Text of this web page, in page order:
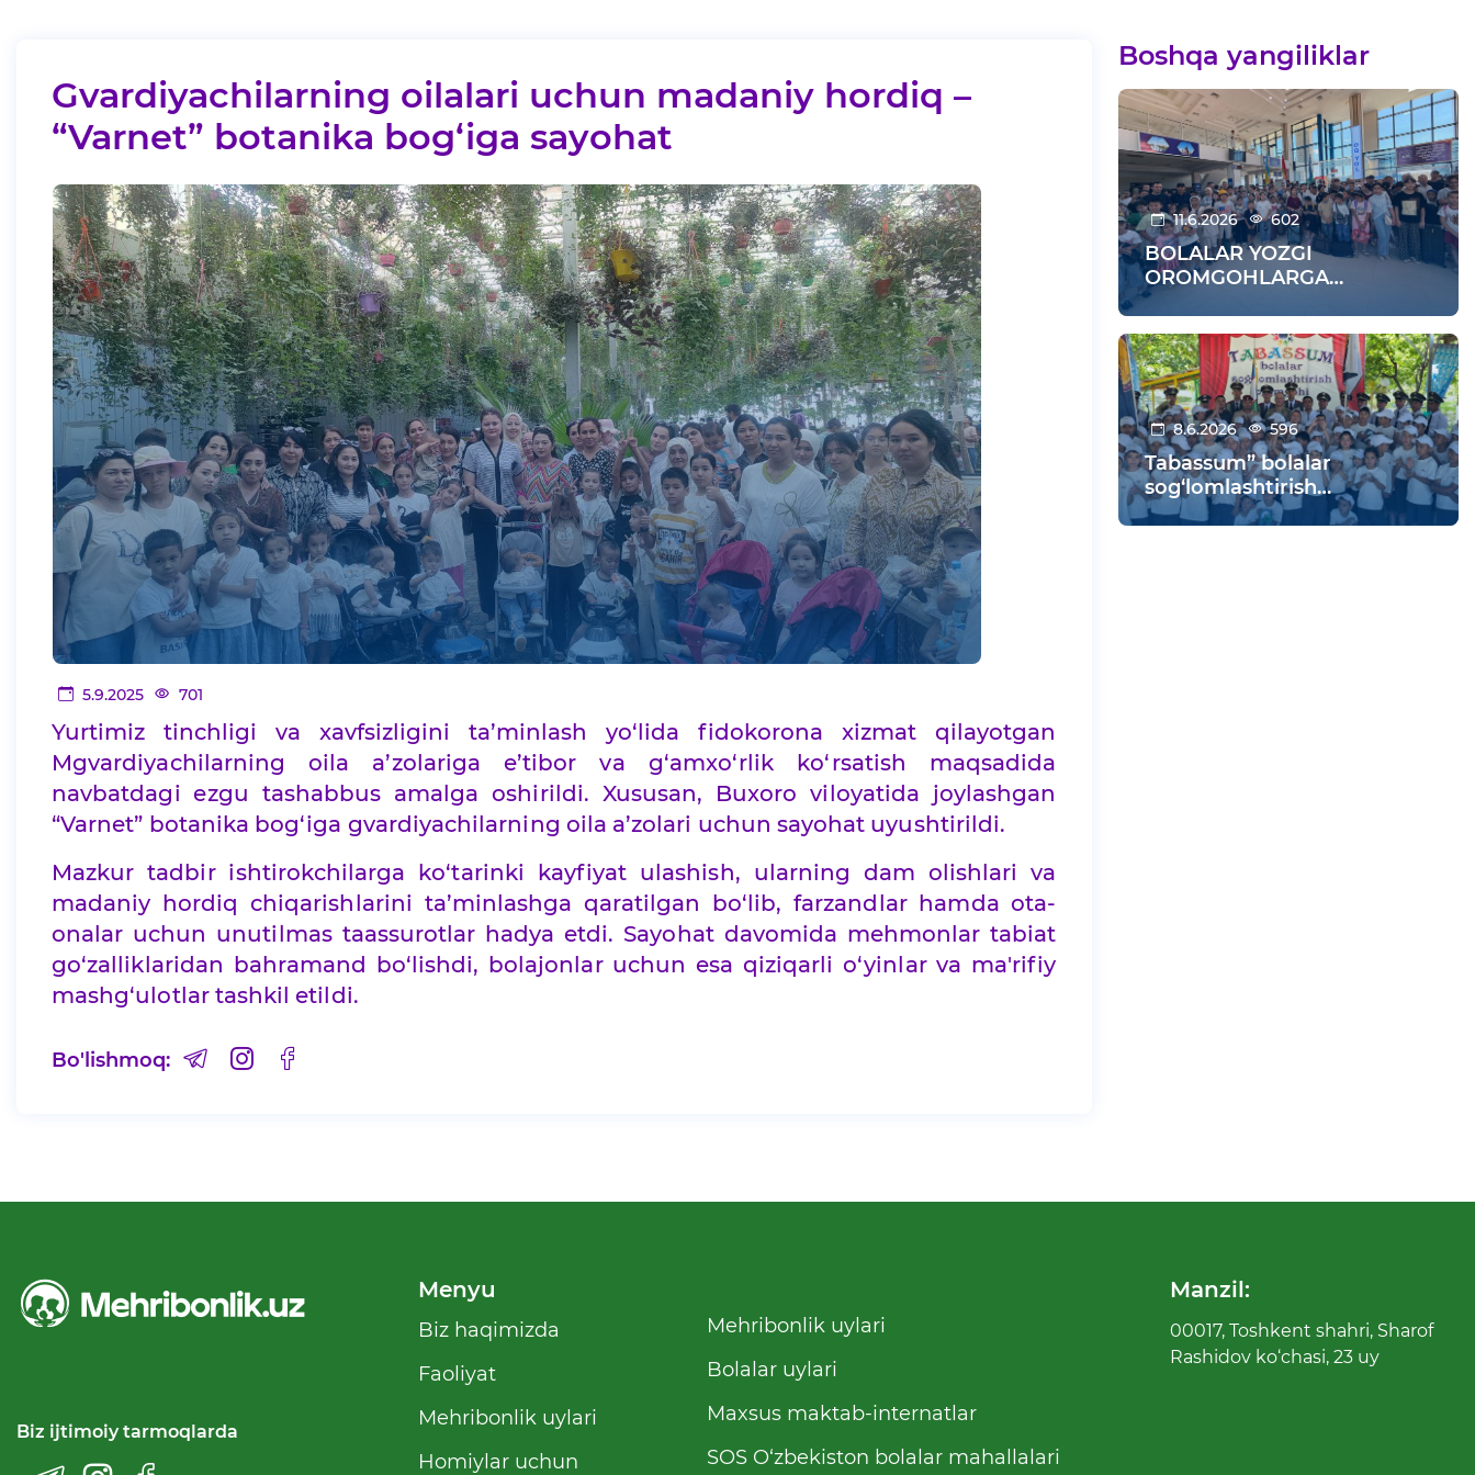
Gvardiyachilarning oilalari uchun madaniy hordiq –
“Varnet” botanika bog‘iga sayohat
5.9.2025 701
Yurtimiz tinchligi va xavfsizligini ta’minlash yo‘lida fidokorona xizmat qilayotgan
Mgvardiyachilarning oila a’zolariga e’tibor va g‘amxo‘rlik ko‘rsatish maqsadida
navbatdagi ezgu tashabbus amalga oshirildi. Xususan, Buxoro viloyatida joylashgan
“Varnet” botanika bog‘iga gvardiyachilarning oila a’zolari uchun sayohat uyushtirildi.
Mazkur tadbir ishtirokchilarga ko‘tarinki kayfiyat ulashish, ularning dam olishlari va
madaniy hordiq chiqarishlarini ta’minlashga qaratilgan bo‘lib, farzandlar hamda ota-
onalar uchun unutilmas taassurotlar hadya etdi. Sayohat davomida mehmonlar tabiat
go‘zalliklaridan bahramand bo‘lishdi, bolajonlar uchun esa qiziqarli o‘yinlar va ma'rifiy
mashg‘ulotlar tashkil etildi.
Bo'lishmoq:
Boshqa yangiliklar
11.6.2026 602
BOLALAR YOZGI
OROMGOHLARGA
KUZATILDI
8.6.2026 596
Tabassum” bolalar
sog‘lomlashtirish
maskanida vatanparvarlik
Biz ijtimoiy tarmoqlarda
Menyu
Biz haqimizda
Faoliyat
Mehribonlik uylari
Homiylar uchun
Mehribonlik uylari
Bolalar uylari
Maxsus maktab-internatlar
SOS O‘zbekiston bolalar mahallalari
Manzil:
00017, Toshkent shahri, Sharof
Rashidov ko‘chasi, 23 uy